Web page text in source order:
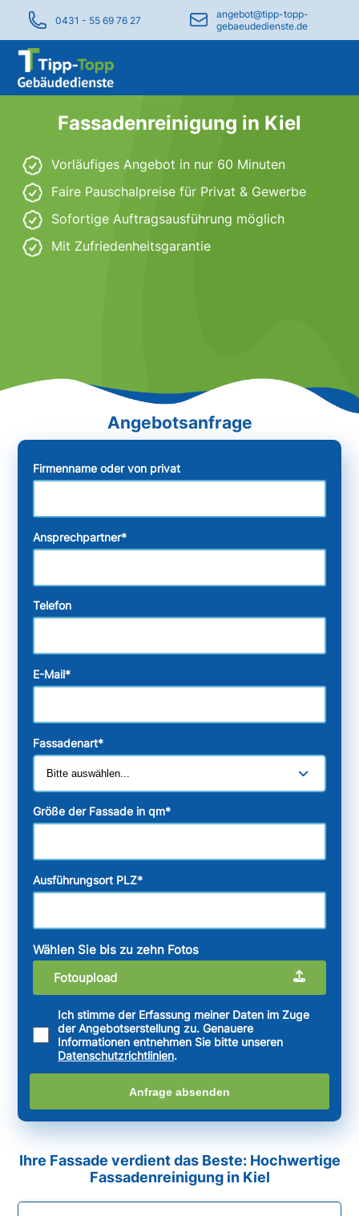
0431 - 55 69 76 27
angebot@tipp-topp-
gebaeudedienste.de
Fassadenreinigung in Kiel
Vorläufiges Angebot in nur 60 Minuten
Faire Pauschalpreise für Privat & Gewerbe
Sofortige Auftragsausführung möglich
Mit Zufriedenheitsgarantie
Firmenname oder von privat
Ansprechpartner*
Telefon
E-Mail*
Fassadenart*
Größe der Fassade in qm*
Ausführungsort PLZ*
Wählen Sie bis zu zehn Fotos
Fotoupload
Ich stimme der Erfassung meiner Daten im Zuge
der Angebotserstellung zu. Genauere
Informationen entnehmen Sie bitte unseren
Datenschutzrichtlinien.
Anfrage absenden
Ihre Fassade verdient das Beste: Hochwertige
Fassadenreinigung in Kiel